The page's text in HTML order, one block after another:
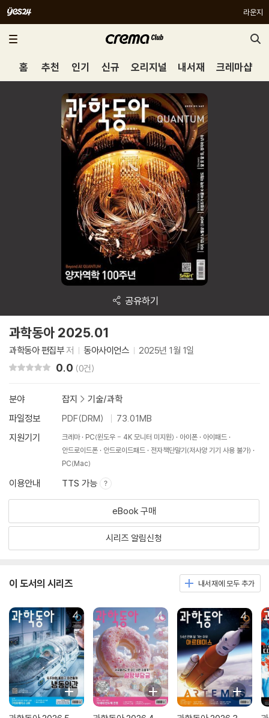
라운지
홈 추천 인기 신규 오리지널 내서재 크레마샵
공유하기
과학동아 2025.01
과학동아 편집부저 동아사이언스 2025년 1월 1일
0.0 (0건)
분야 잡지 > 기술/과학
파일정보
PDF(DRM)
73.01MB
지원기기
크레마 PC(윈도우 - 4K 모니터 미지원) 아이폰
아이패드
안드로이드폰
안드로이드패드
전자책단말기(저사양 기기 사용 불가)
PC(Mac)
이용안내 TTS 가능
eBook 구매
시리즈 알림신청
이 도서의 시리즈 내서재에 모두 추가